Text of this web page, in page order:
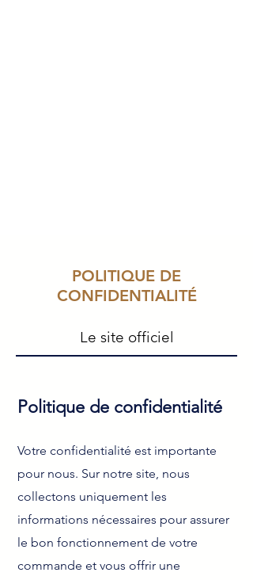
POLITIQUE DE
CONFIDENTIALITÉ
Le site officiel
Politique de confidentialité
Votre confidentialité est importante
pour nous. Sur notre site, nous
collectons uniquement les
informations nécessaires pour assurer
le bon fonctionnement de votre
commande et vous offrir une